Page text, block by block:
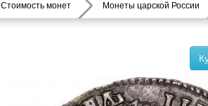
Стоимость монет Монеты царской России